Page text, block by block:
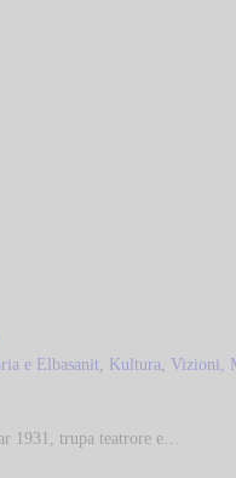
e Elbasanit, Kultura, Vizioni,
1931, trupa teatrore e…